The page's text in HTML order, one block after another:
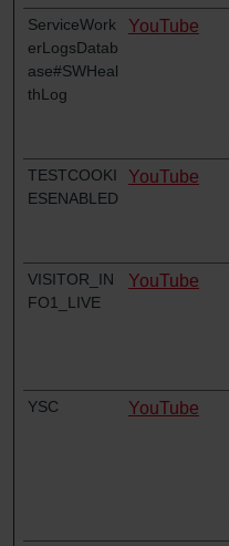
ServiceWork
erLogsDatab
ase#SWHeal
thLog
YouTube
TESTCOOKI
ESENABLED
YouTube
VISITOR_IN
FO1_LIVE
YouTube
YSC YouTube